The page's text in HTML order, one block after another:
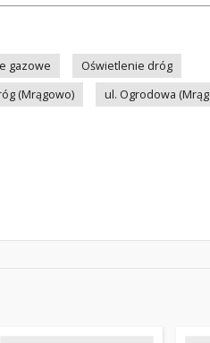
gazowe
Oświetlenie dróg
(Mrągowo) ul. Ogrodowa